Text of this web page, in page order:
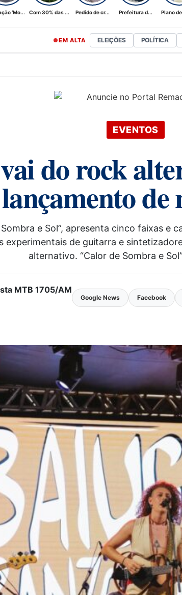
‘Mo... Com 30% das ... Pedido de cr... Prefeitura d... Plano
EM ALTA ELEIÇÕES POLÍTICA
EVENTOS
do rock
lançamento de
e Sol”, apresenta cinco faixas
experimentais de guitarra e
alternativo. “Calor de Sombra e
MTB 1705/AM
Google News Facebook